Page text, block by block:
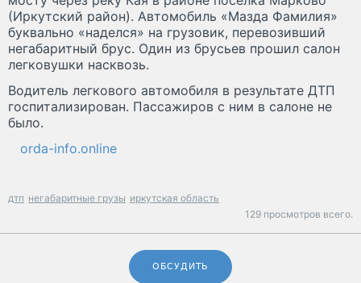
(Иркутский район). Автомобиль «Мазда Фамилия»
буквально «наделся» на грузовик, перевозивший
негабаритный брус. Один из брусьев прошил салон
легковушки насквозь.
Водитель легкового автомобиля в результате ДТП
госпитализирован. Пассажиров с ним в салоне не
было.
orda-info.online
дтп негабаритные грузы иркутская область
129 просмотров всего.
ОБСУДИТЬ